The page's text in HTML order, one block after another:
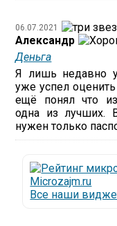
06.07.2021
Александр
Деньга
Я лишь недавно
уже успел
ещё понял что
одна из лучших.
нужен только
Все наши